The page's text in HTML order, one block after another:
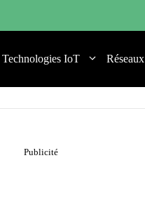
Technologies IoT Réseaux